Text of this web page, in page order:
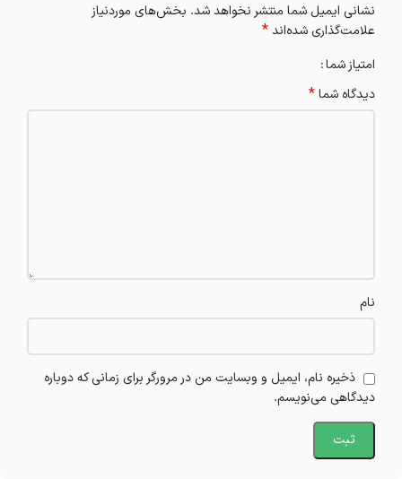
نشانی ایمیل شما منتشر نخواهد شد. بخش‌های موردنیاز
علامت‌گذاری شده‌اند*
امتیاز شما
دیدگاه شما*
نام
ذخیره نام، ایمیل و وبسایت من در مرورگر برای زمانی که دوباره
دیدگاهی می‌نویسم.